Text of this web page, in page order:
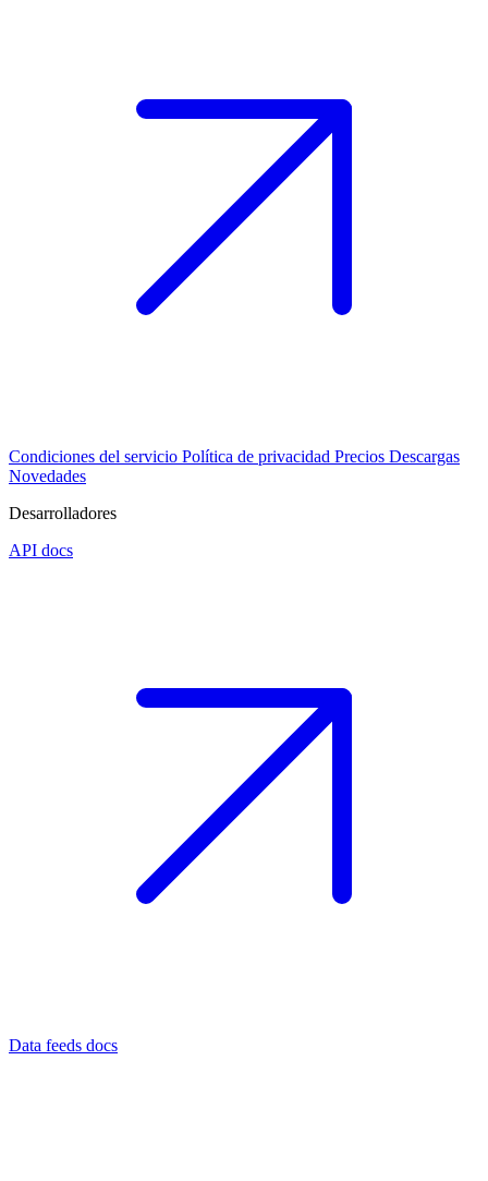
Condiciones del servicio Política de privacidad Precios Descargas
Novedades
Desarrolladores
API docs
Data feeds docs